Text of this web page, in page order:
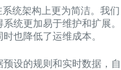
统架构上更为简洁。我们
统更加易于维护和扩展。
也降低了运维成本。
设的规则和实时数据，自